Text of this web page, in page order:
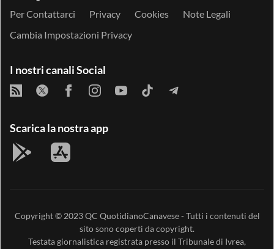
Per Contattarci Privacy Cookies
Note Legali
Cambia Impostazioni Privacy
I nostri canali Social
Scarica la nostra app
Copyright © 2023QC QuotidianoCanavese- Tutti i contenuti del
sito sono coperti da copyright.
Testata giornalistica registrata presso il Tribunale di Ivrea,